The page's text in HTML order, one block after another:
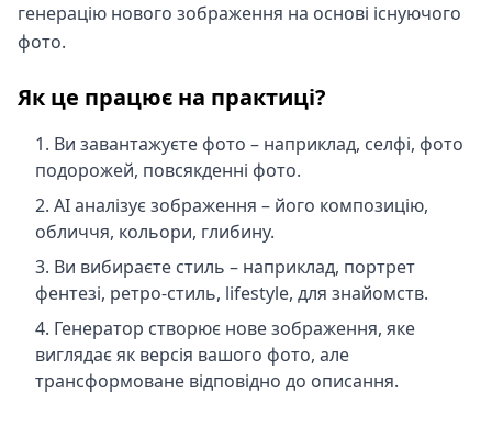
генерацію нового зображення на основі існуючого
фото.
Як це працює на практиці?
Ви завантажуєте фото – наприклад, селфі, фото
подорожей, повсякденні фото.
AI аналізує зображення – його композицію,
обличчя, кольори, глибину.
Ви вибираєте стиль – наприклад, портрет
фентезі, ретро-стиль, lifestyle, для знайомств.
Генератор створює нове зображення, яке
виглядає як версія вашого фото, але
трансформоване відповідно до описання.